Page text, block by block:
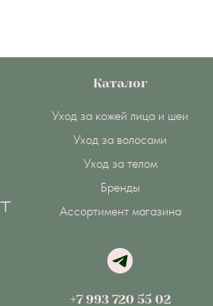
Каталог
Уход за кожей лица и шеи
Уход за волосами
Уход за телом
Бренды
Ассортимент магазина
+7 993 720 55 02